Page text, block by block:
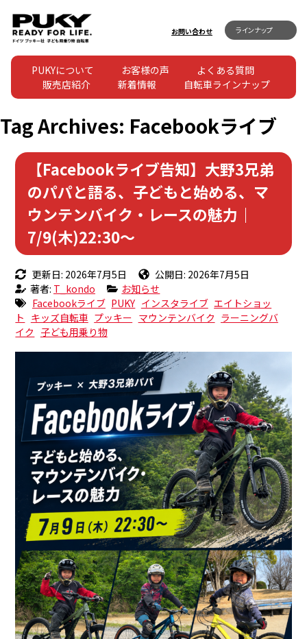
お問い合わせ ラインナップ
PUKYについて お客様の声
よくある質問
販売店紹介
新着情報 自転車ラインナップ
Tag Archives: Facebookライブ
【Facebookライブ告知】大野3兄弟
のパパと語る、子どもと始める、マ
ウンテンバイク・レースの魅力｜
7/9(木)22:30〜
更新日: 2026年7月5日
公開日: 2026年7月5日
著者: T_kondo
お知らせ
Facebookライブ PUKY インスタライブ エイトショッ
ト キッズ自転車 プッキー マウンテンバイク ラーニングバ
イク 子ども用乗り物